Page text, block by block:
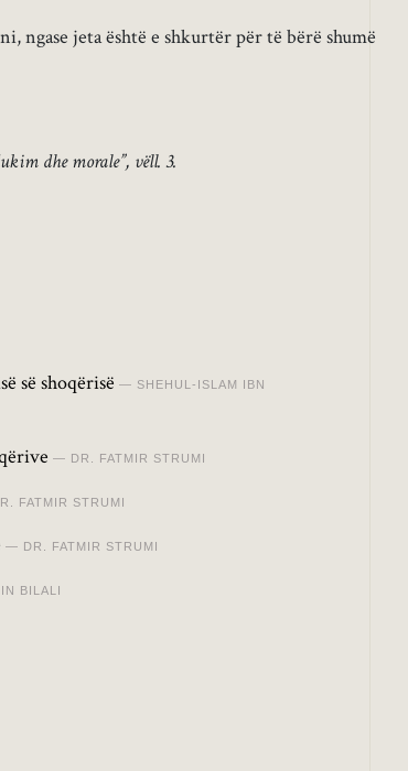
ngase jeta është e shkurtër për të bërë shumë
dhe morale”, vëll. 3.
së shoqërisë SHEHUL-ISLAM IBN
DR. FATMIR STRUMI
FATMIR STRUMI
DR. FATMIR STRUMI
BILALI